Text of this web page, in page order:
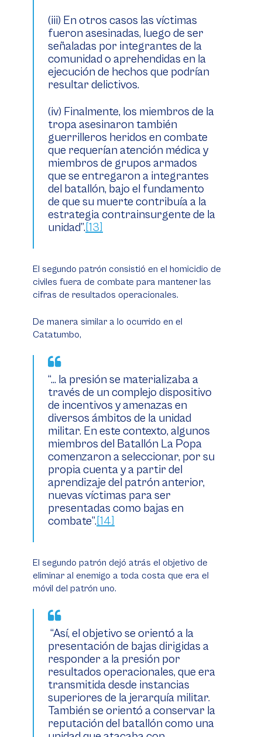
(iii) En otros casos las víctimas
fueron asesinadas, luego de ser
señaladas por integrantes de la
comunidad o aprehendidas en la
ejecución de hechos que podrían
resultar delictivos.
(iv) Finalmente, los miembros de la
tropa asesinaron también
guerrilleros heridos en combate
que requerían atención médica y
miembros de grupos armados
que se entregaron a integrantes
del batallón, bajo el fundamento
de que su muerte contribuía a la
estrategia contrainsurgente de la
unidad”.[13]
El segundo patrón consistió en el homicidio de
civiles fuera de combate para mantener las
cifras de resultados operacionales.
De manera similar a lo ocurrido en el
Catatumbo,
“… la presión se materializaba a
través de un complejo dispositivo
de incentivos y amenazas en
diversos ámbitos de la unidad
militar. En este contexto, algunos
miembros del Batallón La Popa
comenzaron a seleccionar, por su
propia cuenta y a partir del
aprendizaje del patrón anterior,
nuevas víctimas para ser
presentadas como bajas en
combate”.[14]
El segundo patrón dejó atrás el objetivo de
eliminar al enemigo a toda costa que era el
móvil del patrón uno.
“Así, el objetivo se orientó a la
presentación de bajas dirigidas a
responder a la presión por
resultados operacionales, que era
transmitida desde instancias
superiores de la jerarquía militar.
También se orientó a conservar la
reputación del batallón como una